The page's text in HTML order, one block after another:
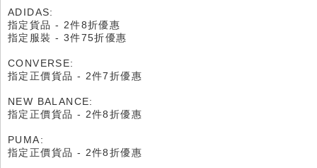
ADIDAS:
指定貨品 - 2件8折優惠
指定服裝 - 3件75折優惠
CONVERSE:
指定正價貨品 - 2件7折優惠
NEW BALANCE:
指定正價貨品 - 2件8折優惠
PUMA:
指定正價貨品 - 2件8折優惠